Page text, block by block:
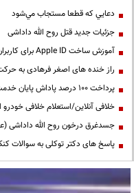
دعايي كه قطعا مستجاب مي‌شود
جزئیات جدید قتل روح الله داداشی
آموزش ساخت Apple ID برای کاربران ایرانی
راز خنده های اصغر فرهادی به
پرداخت ۱۰۰ درصد پاداش پایان خدمت فرهنگیان
خلافی آنلاین/استعلام خلافی خودرو
جسدغرق درخون روح الله داداشی
پاسخ های دکتر توکلی به سوالات